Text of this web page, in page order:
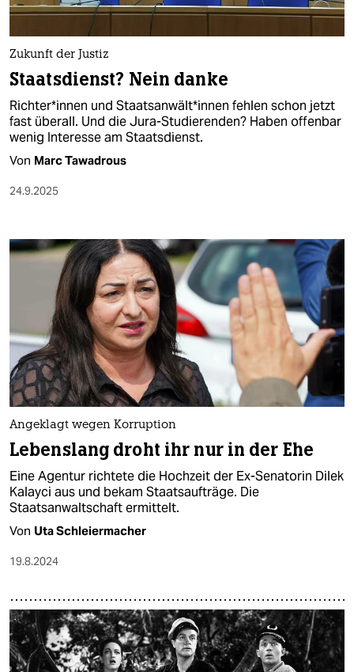
Zukunft der Justiz
Staatsdienst? Nein danke
Rich­te­r*in­nen und Staats­an­wäl­t*in­nen fehlen schon jetzt
fast überall. Und die Jura-Studierenden? Haben offenbar
wenig Interesse am Staatsdienst.
Von Marc Tawadrous
24.9.2025
Angeklagt wegen Korruption
Lebenslang droht ihr nur in der Ehe
Eine Agentur richtete die Hochzeit der Ex-Senatorin Dilek
Kalayci aus und bekam Staatsaufträge. Die
Staatsanwaltschaft ermittelt.
Von Uta Schleiermacher
19.8.2024